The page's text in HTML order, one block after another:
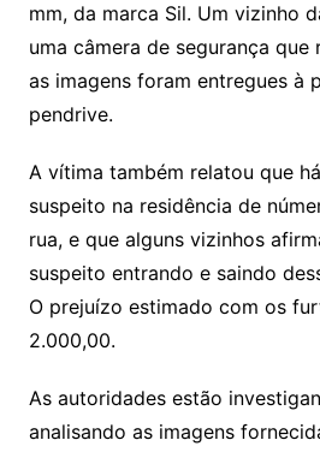
mm, da marca Sil. Um vizinho
uma câmera de segurança
as imagens foram entregues à
pendrive.
A vítima também relatou que
suspeito na residência de
rua, e que alguns vizinhos
suspeito entrando e saindo
O prejuízo estimado com os
2.000,00.
As autoridades estão
analisando as imagens